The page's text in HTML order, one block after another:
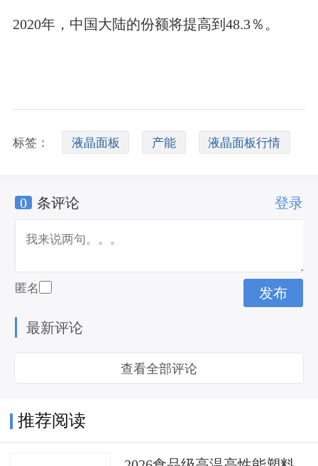
2020年，中国大陆的份额将提高到48.3％。
标签： 液晶面板 产能 液晶面板行情
0 条评论 登录
匿名
最新评论
查看全部评论
推荐阅读